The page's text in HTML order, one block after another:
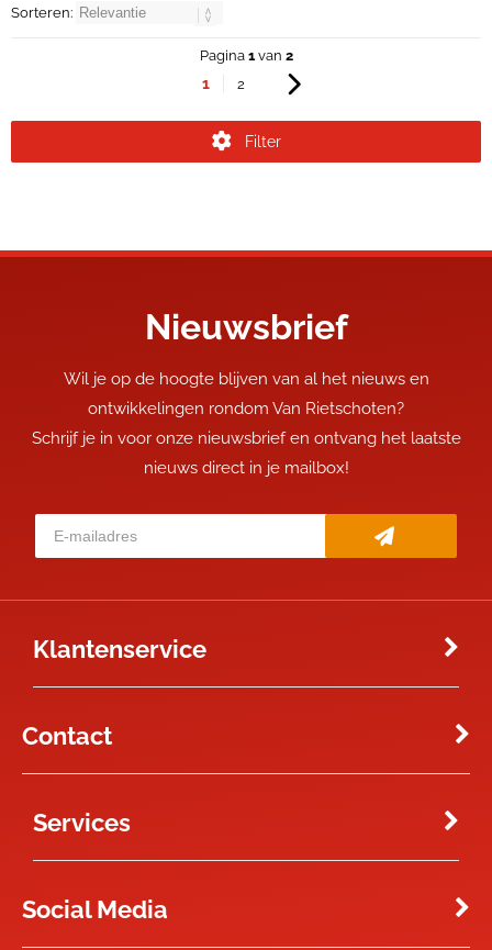
Sorteren:
Pagina 1van 2
1 2
Filter
Nieuwsbrief
Wil je op de hoogte blijven van al het nieuws en
ontwikkelingen rondom Van Rietschoten?
Schrijf je in voor onze nieuwsbrief en ontvang het laatste
nieuws direct in je mailbox!
Klantenservice
Contact
Services
Social Media